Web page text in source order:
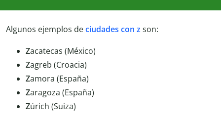
Algunos ejemplos deciudades con zson:
Zacatecas (México)
Zagreb (Croacia)
Zamora (España)
Zaragoza (España)
Zúrich (Suiza)